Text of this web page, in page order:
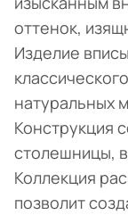
оттенок,
Изделие
натуральных
Конструкция
столешницы,
Коллекция
позволит